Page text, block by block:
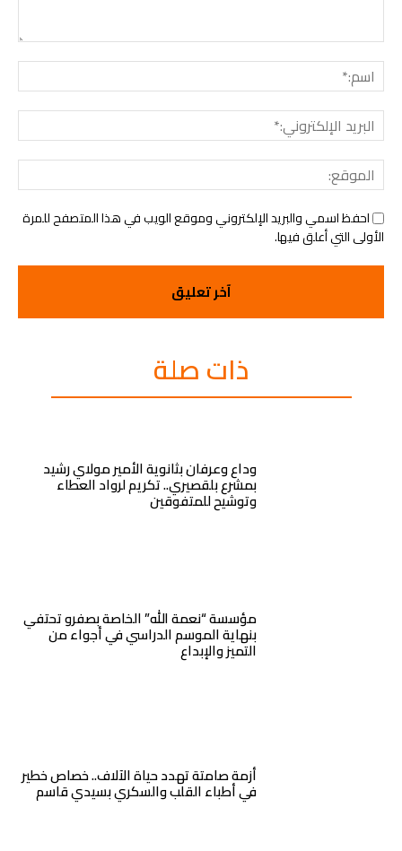
احفظ اسمي والبريد الإلكتروني وموقع الويب في هذا المتصفح للمرة
الأولى التي أعلق فيها.
ذات صلة
وداع وعرفان بثانوية الأمير مولاي رشيد
بمشرع بلقصيري.. تكريم لرواد العطاء
وتوشيح للمتفوقين
مؤسسة “نعمة الله” الخاصة بصفرو تحتفي
بنهاية الموسم الدراسي في أجواء من
التميز والإبداع
أزمة صامتة تهدد حياة الآلاف.. خصاص خطير
في أطباء القلب والسكري بسيدي قاسم